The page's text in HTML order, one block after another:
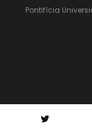
Pontifícia